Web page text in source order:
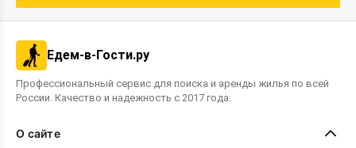
Едем-в-Гости.ру
Профессиональный сервис для поиска и аренды жилья по всей
России. Качество и надежность с 2017 года.
О сайте